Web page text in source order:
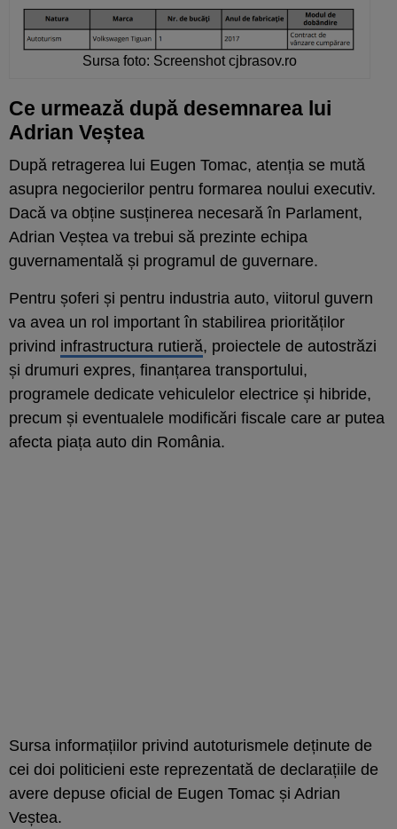
Sursa foto: Screenshot cjbrasov.ro
Ce urmează după desemnarea lui
Adrian Veștea
După retragerea lui Eugen Tomac, atenția se mută
asupra negocierilor pentru formarea noului executiv.
Dacă va obține susținerea necesară în Parlament,
Adrian Veștea va trebui să prezinte echipa
guvernamentală și programul de guvernare.
Pentru șoferi și pentru industria auto, viitorul guvern
va avea un rol important în stabilirea priorităților
privind infrastructura rutieră, proiectele de autostrăzi
și drumuri expres, finanțarea transportului,
programele dedicate vehiculelor electrice și hibride,
precum și eventualele modificări fiscale care ar putea
afecta piața auto din România.
Sursa informațiilor privind autoturismele deținute de
cei doi politicieni este reprezentată de declarațiile de
avere depuse oficial de Eugen Tomac și Adrian
Veștea.